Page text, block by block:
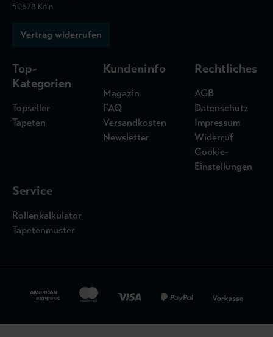
50678 Köln
Vertrag widerrufen
Top-
Kategorien
Topseller
Tapeten
Kundeninfo
Magazin
FAQ
Versandkosten
Newsletter
Rechtliches
AGB
Datenschutz
Impressum
Widerruf
Cookie-
Einstellungen
Service
Rollenkalkulator
Tapetenmuster